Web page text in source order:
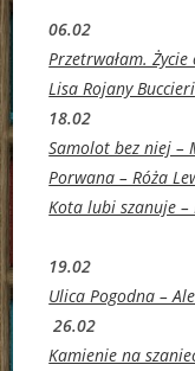
06.02
Przetrwałam.
Lisa Rojany Buccieri
18.02
Samolot bez niej –
Porwana – Róża
Kota lubi szanuje –
19.02
Ulica Pogodna –
26.02
Kamienie na